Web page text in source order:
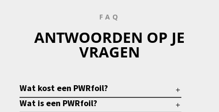
FAQ
ANTWOORDEN OP JE
VRAGEN
Wat kost een PWRfoil?
Wat is een PWRfoil?